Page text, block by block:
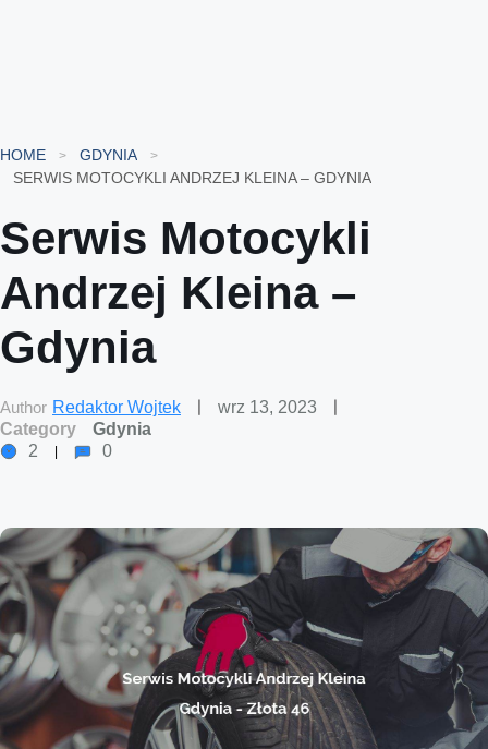
HOME
GDYNIA
SERWIS MOTOCYKLI ANDRZEJ KLEINA – GDYNIA
Serwis Motocykli
Andrzej Kleina –
Gdynia
Author Redaktor Wojtek
wrz 13, 2023
Category
Gdynia
2
0